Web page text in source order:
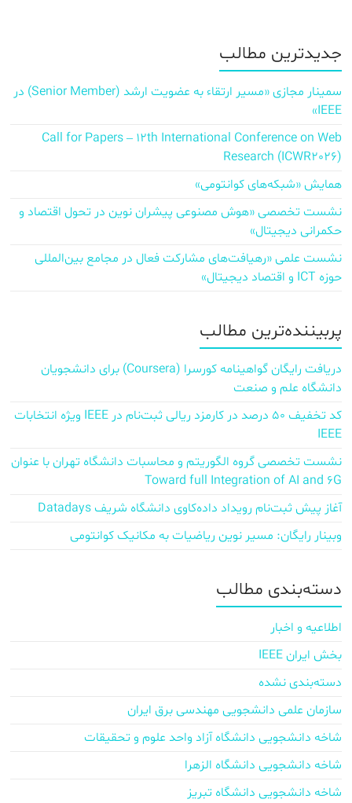
جدیدترین مطالب
سمینار مجازی «مسیر ارتقاء به عضویت ارشد (Senior Member) در
IEEE»
Call for Papers – 12th International Conference on Web
Research (ICWR2026)
همایش «شبکه‌های کوانتومی»
نشست تخصصی «هوش مصنوعی پیشران نوین در تحول اقتصاد و
حکمرانی دیجیتال»
نشست علمی «رهیافت‌های مشارکت فعال در مجامع بین‌المللی
حوزه ICT و اقتصاد دیجیتال»
پربیننده‌ترین مطالب
دریافت رایگان گواهینامه کورسرا (Coursera) برای دانشجویان
دانشگاه علم و صنعت
کد تخفیف ۵۰ درصد در کارمزد ریالی ثبت‌نام در IEEE ویژه انتخابات
IEEE
نشست تخصصی گروه الگوریتم و محاسبات دانشگاه تهران با عنوان
Toward full Integration of AI and 6G
آغاز پیش‌ ثبت‌نام رویداد داده‌کاوی دانشگاه شریف Datadays
وبینار رایگان: مسیر نوین ریاضیات به مکانیک کوانتومی
دسته‌بندی مطالب
اطلاعیه و اخبار
بخش ایران IEEE
دسته‌بندی نشده
سازمان علمی دانشجویی مهندسی برق ایران
شاخه دانشجویی دانشگاه آزاد واحد علوم و تحقیقات
شاخه دانشجویی دانشگاه الزهرا
شاخه دانشجویی دانشگاه تبریز